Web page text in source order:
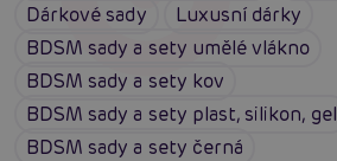
Dárkové sady
Luxusní dárky
BDSM sady a sety umělé vlákno
BDSM sady a sety kov
BDSM sady a sety plast, silikon, gel
BDSM sady a sety černá